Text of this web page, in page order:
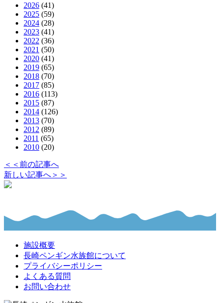
2026 (41)
2025 (59)
2024 (28)
2023 (41)
2022 (36)
2021 (50)
2020 (41)
2019 (65)
2018 (70)
2017 (85)
2016 (113)
2015 (87)
2014 (126)
2013 (70)
2012 (89)
2011 (65)
2010 (20)
＜＜前の記事へ
新しい記事へ＞＞
施設概要
長崎ペンギン水族館について
プライバシーポリシー
よくある質問
お問い合わせ